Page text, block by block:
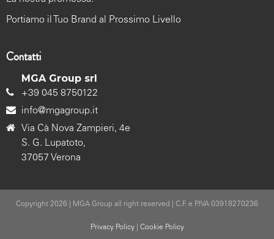
Portiamo il Tuo Brand al Prossimo Livello
Contatti
MGA Group srl
+39 045 8750122
info@mgagroup.it
Via Cà Nova Zampieri, 4e
S. G. Lupatoto,
37057 Verona
Copyright 2026 | MGA Group all right reserved | C.F. e P.IVA 03918270236
Privacy Policy| Cookie Policy